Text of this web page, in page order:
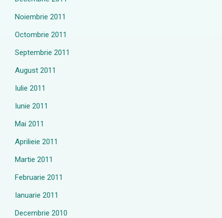
Noiembrie 2011
Octombrie 2011
Septembrie 2011
August 2011
Iulie 2011
Iunie 2011
Mai 2011
Aprilieie 2011
Martie 2011
Februarie 2011
Ianuarie 2011
Decembrie 2010